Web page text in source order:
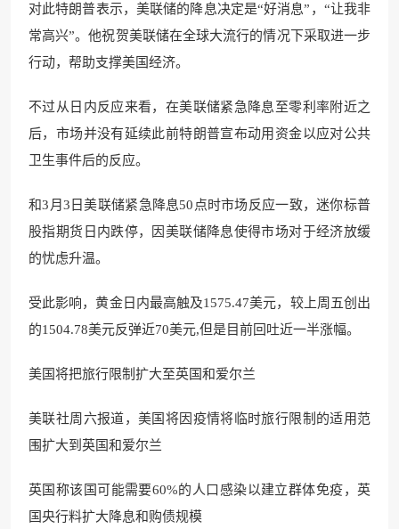
对此特朗普表示，美联储的降息决定是“好消息”，“让我非
常高兴”。他祝贺美联储在全球大流行的情况下采取进一步
行动，帮助支撑美国经济。
不过从日内反应来看，在美联储紧急降息至零利率附近之
后，市场并没有延续此前特朗普宣布动用资金以应对公共
卫生事件后的反应。
和3月3日美联储紧急降息50点时市场反应一致，迷你标普
股指期货日内跌停，因美联储降息使得市场对于经济放缓
的忧虑升温。
受此影响，黄金日内最高触及1575.47美元，较上周五创出
的1504.78美元反弹近70美元,但是目前回吐近一半涨幅。
美国将把旅行限制扩大至英国和爱尔兰
美联社周六报道，美国将因疫情将临时旅行限制的适用范
围扩大到英国和爱尔兰
英国称该国可能需要60%的人口感染以建立群体免疫，英
国央行料扩大降息和购债规模